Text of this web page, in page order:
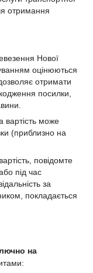
отримання
Нової
оцінюються
отримати
посилки,
вартість може
(приблизно на
повідомте
під час
за
покладається
на